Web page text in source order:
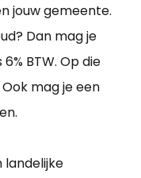
jouw gemeente.
Dan mag je
BTW. Op die
mag je een
landelijke